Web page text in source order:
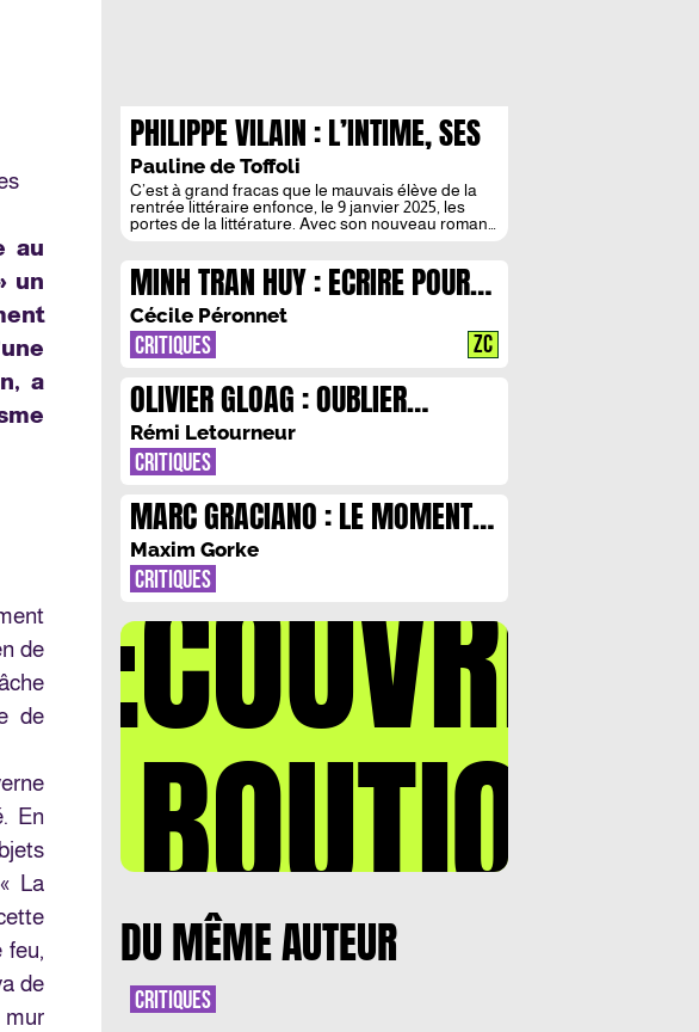
au
un
a
de
de
En
La
feu,
de
mur
PHILIPPE VILAIN : L’INTIME, SES
SOMMETS, SES GOUFFRES
Pauline de Toffoli
C’est à grand fracas que le mauvais élève de la
rentrée littéraire enfonce, le 9 janvier 2025, les
portes de la littérature. Avec son nouveau roman,
domine le paysage littéraire français depuis
plusieurs décennies déjà, avec un succès qui […]
MINH TRAN HUY : ECRIRE POUR
COMBLER LES SILENCES
Cécile Péronnet
CRITIQUES ZC
OLIVIER GLOAG : OUBLIER
CAMUS, OU SORTIR DE
REPRESENTATIONS IMAGINAIRES
Rémi Letourneur
CRITIQUES
MARC GRACIANO : LE MOMENT
PRESENT
Maxim Gorke
CRITIQUES
DÉCOUVREZ
BOUTIQUE
DU MÊME AUTEUR
CRITIQUES